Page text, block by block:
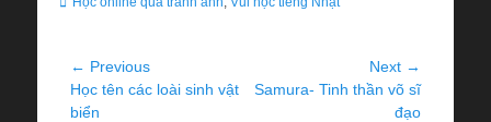
Post
navigation
← Previous
Previous
post:
Học tên các loài sinh vật
biển
Next →
Next
Samura- Tinh thần võ sĩ
đạo